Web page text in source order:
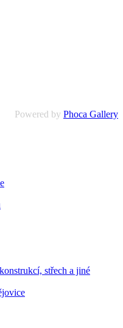
Powered by Phoca Gallery
střech a jiné